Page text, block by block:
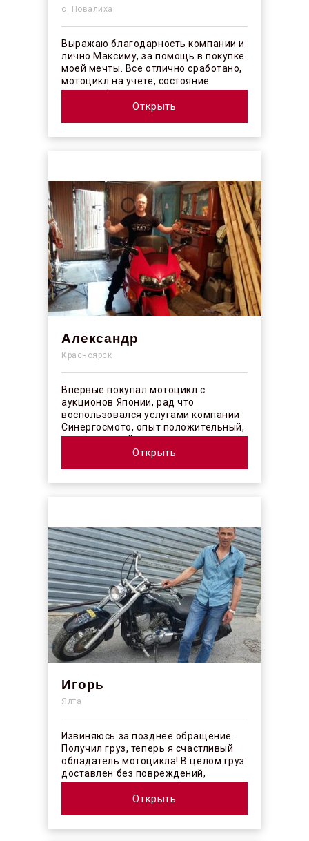
с. Повалиха
Выражаю благодарность компании и
лично Максиму, за помощь в покупке
моей мечты. Все отлично сработано,
мотоцикл на учете, состояние
отличное! ...
Открыть
Александр
Красноярск
Впервые покупал мотоцикл с
аукционов Японии, рад что
воспользовался услугами компании
Синергосмото, опыт положительный,
коллектив действительно
профессионалы своего ...
Открыть
Игорь
Ялта
Извиняюсь за позднее обращение.
Получил груз, теперь я счастливый
обладатель мотоцикла! В целом груз
доставлен без повреждений,
огорчило отсутствие плёночного
Открыть